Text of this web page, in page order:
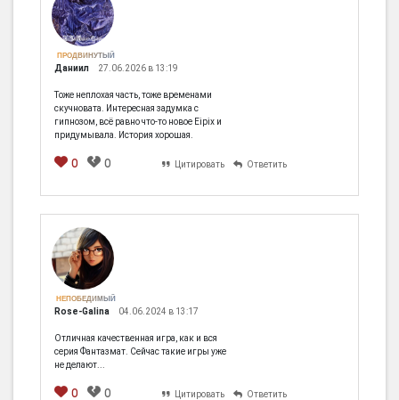
ПРОДВИНУТЫЙ
Даниил 27.06.2026 в 13:19
Тоже неплохая часть, тоже временами
скучновата. Интересная задумка с
гипнозом, всё равно что-то новое Eipix и
придумывала. История хорошая.
0 0 Цитировать Ответить
НЕПОБЕДИМЫЙ
Rose-Galina 04.06.2024 в 13:17
Отличная качественная игра, как и вся
серия Фантазмат. Сейчас такие игры уже
не делают...
0 0 Цитировать Ответить